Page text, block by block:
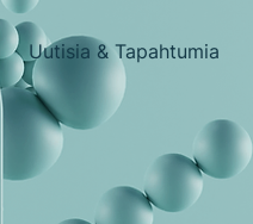
Uutisia & Tapahtumia